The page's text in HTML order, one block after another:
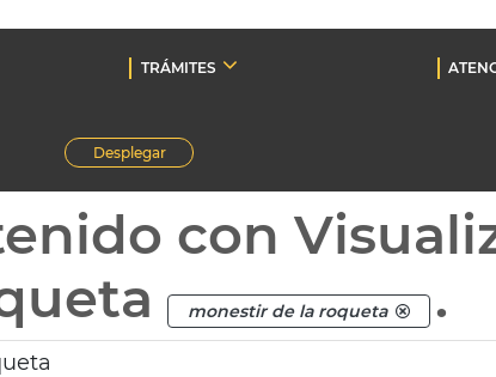
TRÁMITES
Desplegar
con
monestir de la roqueta .